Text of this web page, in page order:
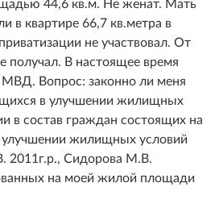
44,6 кв.м. Не женат. Мать
в квартире 66,7 кв.метра в
не участвовал. От
получал. В настоящее время
Вопрос: законно ли меня
в улучшении жилищных
в состав граждан состоящих на
жилищных условий
2011г.р., Сидорова М.В.
на моей жилой площади